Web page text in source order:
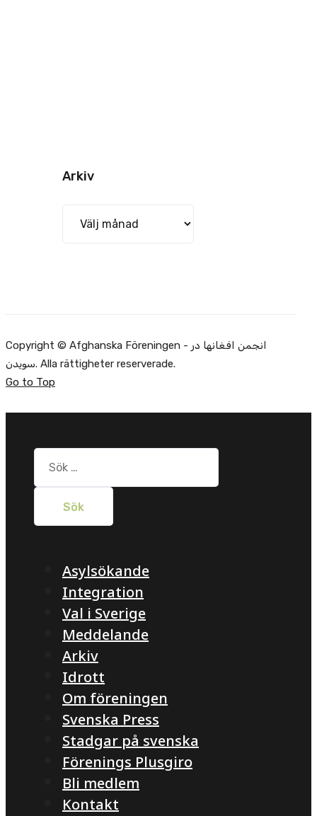
Arkiv
Copyright © Afghanska Föreningen - انجمن افغانها در
سویدن. Alla rättigheter reserverade.
Go to Top
Sök
efter:
Asylsökande
Integration
Val i Sverige
Meddelande
Arkiv
Idrott
Om föreningen
Svenska Press
Stadgar på svenska
Förenings Plusgiro
Bli medlem
Kontakt